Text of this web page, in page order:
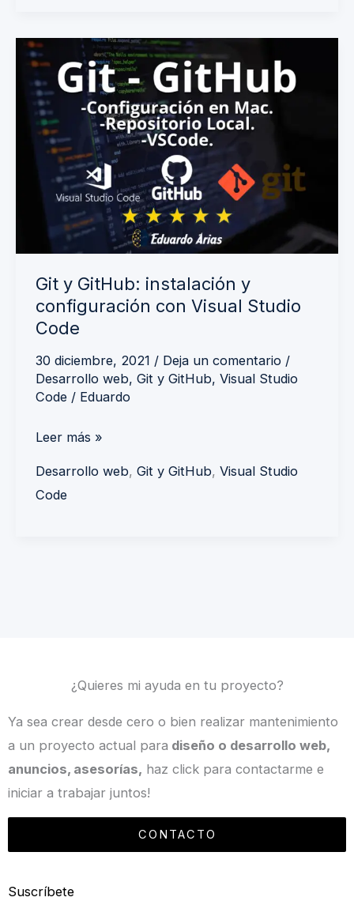
Git y GitHub: instalación y
configuración con Visual Studio
Code
30 diciembre, 2021 / Deja un comentario /
Desarrollo web, Git y GitHub, Visual Studio
Code/ Eduardo
Git
y
GitHub:
instalación
configuración
con
Visual
Studio
Leer más »
Desarrollo web, Git y GitHub, Visual Studio
Code
¿Quieres mi ayuda en tu proyecto?
Ya sea crear desde cero o bien realizar mantenimiento
a un proyecto actual para diseño o desarrollo web,
anuncios, asesorías, haz click para contactarme e
iniciar a trabajar juntos!
CONTACTO
Suscríbete